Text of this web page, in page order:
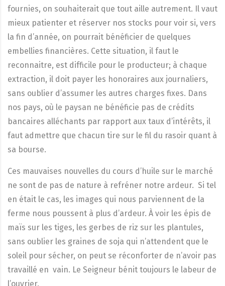
fournies, on souhaiterait que tout aille autrement. Il vaut
mieux patienter et réserver nos stocks pour voir si, vers
la fin d’année, on pourrait bénéficier de quelques
embellies financières. Cette situation, il faut le
reconnaitre, est difficile pour le producteur; à chaque
extraction, il doit payer les honoraires aux journaliers,
sans oublier d’assumer les autres charges fixes. Dans
nos pays, où le paysan ne bénéficie pas de crédits
bancaires alléchants par rapport aux taux d’intérêts, il
faut admettre que chacun tire sur le fil du rasoir quant à
sa bourse.
Ces mauvaises nouvelles du cours d’huile sur le marché
ne sont de pas de nature à refréner notre ardeur. Si tel
en était le cas, les images qui nous parviennent de la
ferme nous poussent à plus d’ardeur. À voir les épis de
maïs sur les tiges, les gerbes de riz sur les plantules,
sans oublier les graines de soja qui n’attendent que le
soleil pour sécher, on peut se réconforter de n’avoir pas
travaillé en vain. Le Seigneur bénit toujours le labeur de
l’ouvrier.